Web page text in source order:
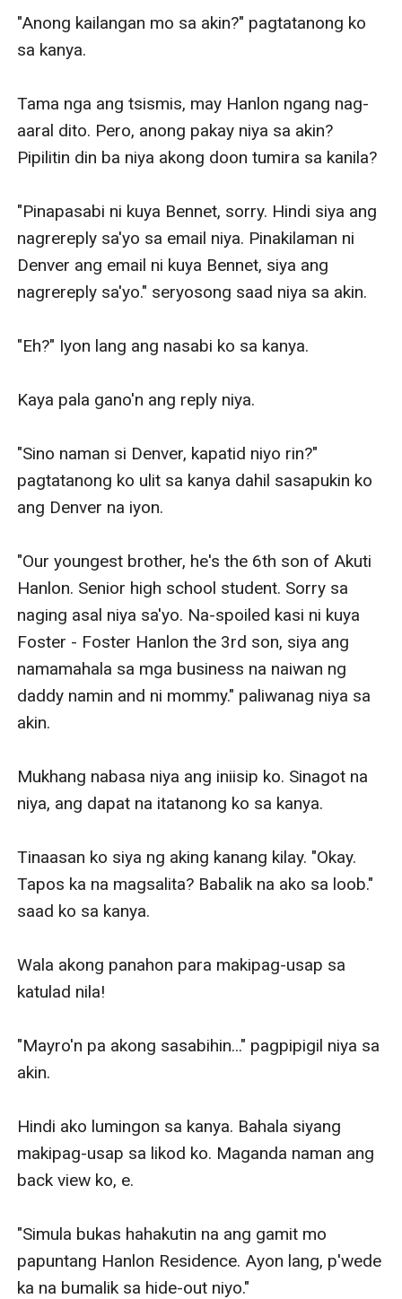
"Anong kailangan mo sa akin?" pagtatanong ko
sa kanya.
Tama nga ang tsismis, may Hanlon ngang nag-
aaral dito. Pero, anong pakay niya sa akin?
Pipilitin din ba niya akong doon tumira sa kanila?
"Pinapasabi ni kuya Bennet, sorry. Hindi siya ang
nagrereply sa'yo sa email niya. Pinakilaman ni
Denver ang email ni kuya Bennet, siya ang
nagrereply sa'yo." seryosong saad niya sa akin.
"Eh?" Iyon lang ang nasabi ko sa kanya.
Kaya pala gano'n ang reply niya.
"Sino naman si Denver, kapatid niyo rin?"
pagtatanong ko ulit sa kanya dahil sasapukin ko
ang Denver na iyon.
"Our youngest brother, he's the 6th son of Akuti
Hanlon. Senior high school student. Sorry sa
naging asal niya sa'yo. Na-spoiled kasi ni kuya
Foster - Foster Hanlon the 3rd son, siya ang
namamahala sa mga business na naiwan ng
daddy namin and ni mommy." paliwanag niya sa
akin.
Mukhang nabasa niya ang iniisip ko. Sinagot na
niya, ang dapat na itatanong ko sa kanya.
Tinaasan ko siya ng aking kanang kilay. "Okay.
Tapos ka na magsalita? Babalik na ako sa loob."
saad ko sa kanya.
Wala akong panahon para makipag-usap sa
katulad nila!
"Mayro'n pa akong sasabihin..." pagpipigil niya sa
akin.
Hindi ako lumingon sa kanya. Bahala siyang
makipag-usap sa likod ko. Maganda naman ang
back view ko, e.
"Simula bukas hahakutin na ang gamit mo
papuntang Hanlon Residence. Ayon lang, p'wede
ka na bumalik sa hide-out niyo."